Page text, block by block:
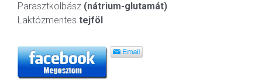
Parasztkolbász (nátrium-glutamát)
Laktózmentes tejföl